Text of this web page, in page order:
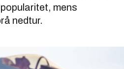
mens
nedtur.